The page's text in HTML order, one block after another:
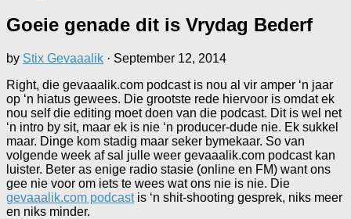
Goeie genade dit is Vrydag Bederf
by Stix Gevaaalik · September 12, 2014
Right, die gevaaalik.com podcast is nou al vir amper ‘n jaar
op ‘n hiatus gewees. Die grootste rede hiervoor is omdat ek
nou self die editing moet doen van die podcast. Dit is wel net
‘n intro by sit, maar ek is nie ‘n producer-dude nie. Ek sukkel
maar. Dinge kom stadig maar seker bymekaar. So van
volgende week af sal julle weer gevaaalik.com podcast kan
luister. Beter as enige radio stasie (online en FM) want ons
gee nie voor om iets te wees wat ons nie is nie. Die
gevaaalik.com podcastis ‘n shit-shooting gesprek, niks meer
en niks minder.